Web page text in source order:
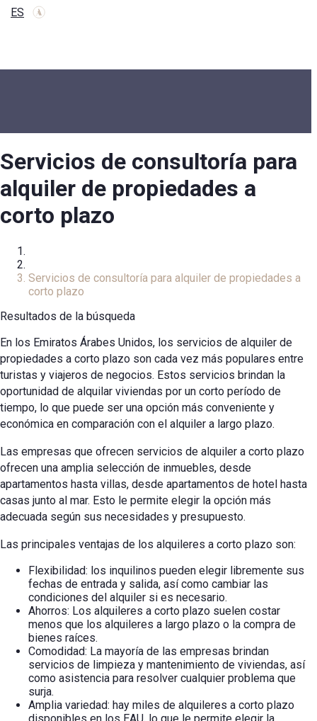
ES
Servicios de consultoría para
alquiler de propiedades a
corto plazo
Servicios de consultoría para alquiler de propiedades a
corto plazo
Resultados de la búsqueda
En los Emiratos Árabes Unidos, los servicios de alquiler de
propiedades a corto plazo son cada vez más populares entre
turistas y viajeros de negocios. Estos servicios brindan la
oportunidad de alquilar viviendas por un corto período de
tiempo, lo que puede ser una opción más conveniente y
económica en comparación con el alquiler a largo plazo.
Las empresas que ofrecen servicios de alquiler a corto plazo
ofrecen una amplia selección de inmuebles, desde
apartamentos hasta villas, desde apartamentos de hotel hasta
casas junto al mar. Esto le permite elegir la opción más
adecuada según sus necesidades y presupuesto.
Las principales ventajas de los alquileres a corto plazo son:
Flexibilidad: los inquilinos pueden elegir libremente sus
fechas de entrada y salida, así como cambiar las
condiciones del alquiler si es necesario.
Ahorros: Los alquileres a corto plazo suelen costar
menos que los alquileres a largo plazo o la compra de
bienes raíces.
Comodidad: La mayoría de las empresas brindan
servicios de limpieza y mantenimiento de viviendas, así
como asistencia para resolver cualquier problema que
surja.
Amplia variedad: hay miles de alquileres a corto plazo